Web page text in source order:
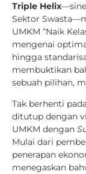
Triple Helix
Sektor
UMKM “Naik
mengenai
hingga
membuktikan
sebuah pilihan,
Tak berhenti
ditutup dengan
UMKM dengan
Mulai dari
penerapan
menegaskan